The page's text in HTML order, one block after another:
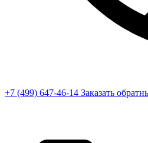
+7 (499) 647-46-14 Заказать